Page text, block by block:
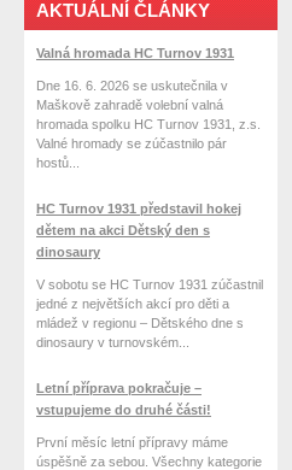
AKTUÁLNÍ ČLÁNKY
Valná hromada HC Turnov 1931
Dne 16. 6. 2026 se uskutečnila v
Maškově zahradě volební valná
hromada spolku HC Turnov 1931, z.s.
Valné hromady se zúčastnilo pár
hostů...
HC Turnov 1931 představil hokej
dětem na akci Dětský den s
dinosaury
V sobotu se HC Turnov 1931 zúčastnil
jedné z největších akcí pro děti a
mládež v regionu – Dětského dne s
dinosaury v turnovském...
Letní příprava pokračuje –
vstupujeme do druhé části!
První měsíc letní přípravy máme
úspěšně za sebou. Všechny kategorie